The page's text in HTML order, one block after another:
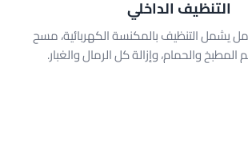
التنظيف الداخلي
يشمل التنظيف بالمكنسة الكهربائية، مسح
والحمام، وإزالة كل الرمال والغبار.